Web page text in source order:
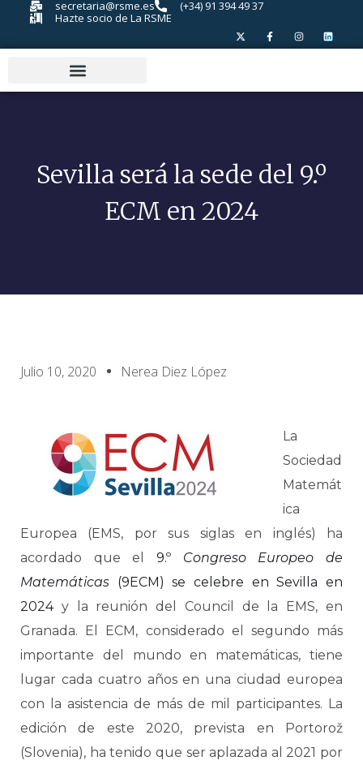
secretaria@rsme.es
(+34) 91 394 49 37
Hazte socio de La RSME
Sevilla será la sede del 9.º
ECM en 2024
Julio 10, 2020 Nerea Diez López
La
Sociedad
Matemát
ica
Europea (EMS, por sus siglas en inglés) ha
acordado que el 9.º Congreso Europeo de
Matemáticas (9ECM) se celebre en Sevilla en
2024y la reunión del Council de la EMS, en
Granada. El ECM, considerado el segundo más
importante del mundo en matemáticas, tiene
lugar cada cuatro años en una ciudad europea
con la asistencia de más de mil participantes. La
edición de este 2020, prevista en Portorož
(Slovenia), ha tenido que ser aplazada al 2021 por